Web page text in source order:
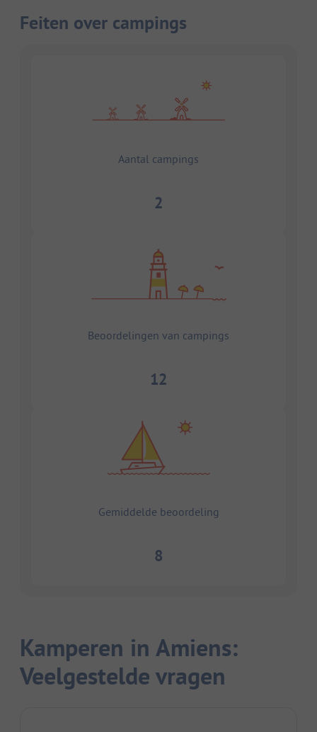
Feiten over campings
Aantal campings
2
Beoordelingen van campings
12
Gemiddelde beoordeling
8
Kamperen in Amiens:
Veelgestelde vragen